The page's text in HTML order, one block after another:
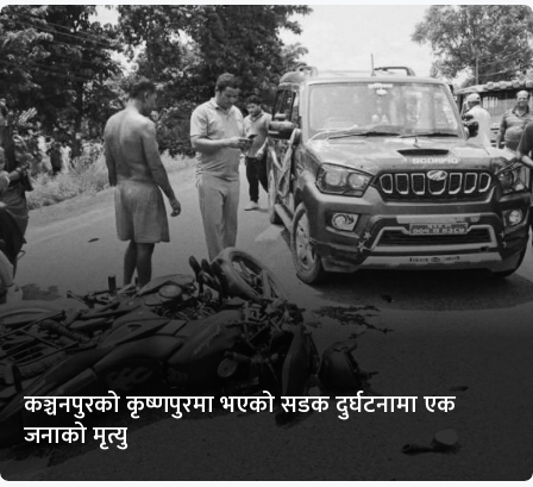
कञ्चनपुरको कृष्णपुरमा भएको सडक दुर्घटनामा एक
जनाको मृत्यु